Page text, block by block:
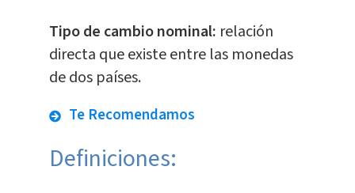
Tipo de cambio nominal: relación
directa que existe entre las monedas
de dos países.
Te Recomendamos
Definiciones: